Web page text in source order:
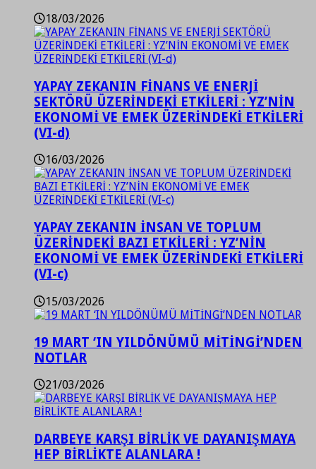
18/03/2026
YAPAY ZEKANIN FİNANS VE ENERJİ
SEKTÖRÜ ÜZERİNDEKİ ETKİLERİ : YZ’NİN
EKONOMİ VE EMEK ÜZERİNDEKİ ETKİLERİ
(VI-d)
16/03/2026
YAPAY ZEKANIN İNSAN VE TOPLUM
ÜZERİNDEKİ BAZI ETKİLERİ : YZ’NİN
EKONOMİ VE EMEK ÜZERİNDEKİ ETKİLERİ
(VI-c)
15/03/2026
19 MART ‘IN YILDÖNÜMÜ MİTİNGİ’NDEN
NOTLAR
21/03/2026
DARBEYE KARŞI BİRLİK VE DAYANIŞMAYA
HEP BİRLİKTE ALANLARA !